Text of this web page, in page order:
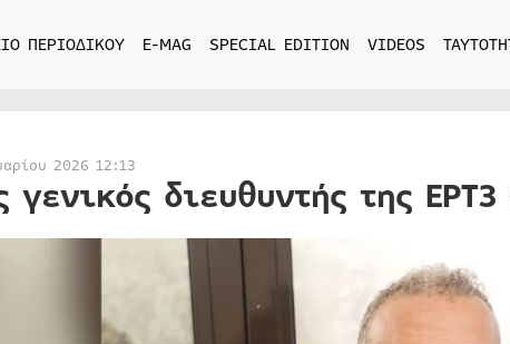
ΠΕΡΙΟΔΙΚΟΥ E-MAG SPECIAL EDITION VIDEOS
2026 12:13
γενικός διευθυντής της